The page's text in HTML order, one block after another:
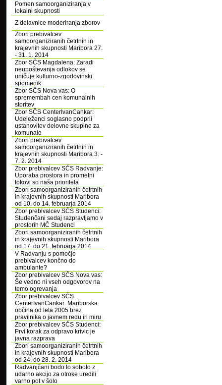
Pomen samoorganiziranja v
lokalni skupnosti
Z delavnice moderiranja zborov
Zbori prebivalcev
samoorganiziranih četrtnih in
krajevnih skupnosti Maribora 27.
- 31. 1. 2014
Zbor SČS Magdalena: Zaradi
neupoštevanja odlokov se
uničuje kulturno-zgodovinski
spomenik
Zbor SČS Nova vas: O
spremembah cen komunalnih
storitev
Zbor SČS CenterIvanCankar:
Udeleženci soglasno podprli
ustanovitev delovne skupine za
komunalo
Zbori prebivalcev
samoorganiziranih četrtnih in
krajevnih skupnosti Maribora 3. -
7. 2. 2014
Zbor prebivalcev SČS Radvanje:
Uporaba prostora in prometni
tokovi so naša prioriteta
Zbori samoorganiziranih četrtnih
in krajevnih skupnosti Maribora
od 10. do 14. februarja 2014
Zbor prebivalcev SČS Studenci:
Studenčani sedaj razpravljamo v
prostorih MČ Studenci
Zbori samoorganiziranih četrtnih
in krajevnih skupnosti Maribora
od 17. do 21. februarja 2014
V Radvanju s pomočjo
prebivalcev končno do
ambulante?
Zbor prebivalcev SČS Nova vas:
Še vedno ni vseh odgovorov na
temo ogrevanja
Zbor prebivalcev SČS
CenterIvanCankar: Mariborska
občina od leta 2005 brez
pravilnika o javnem redu in miru
Zbor prebivalcev SČS Studenci:
Prvi korak za odpravo krivic je
javna razprava
Zbori samoorganiziranih četrtnih
in krajevnih skupnosti Maribora
od 24. do 28. 2. 2014
Radvanjčani bodo to soboto z
udarno akcijo za otroke uredili
varno pot v šolo